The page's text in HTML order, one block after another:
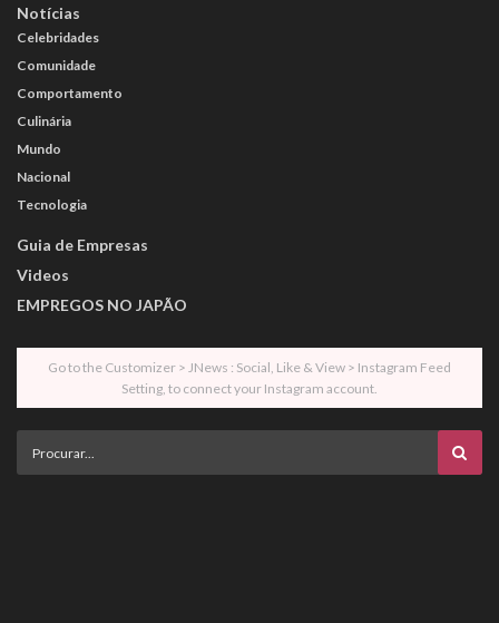
Notícias
Celebridades
Comunidade
Comportamento
Culinária
Mundo
Nacional
Tecnologia
Guia de Empresas
Videos
EMPREGOS NO JAPÃO
Go to the Customizer > JNews : Social, Like & View > Instagram Feed
Setting, to connect your Instagram account.